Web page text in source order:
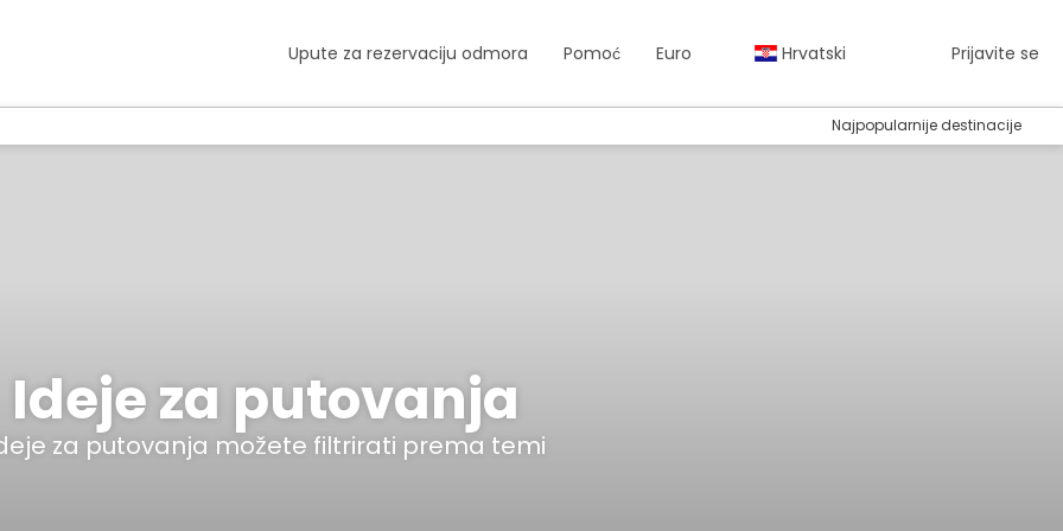
Upute za rezervaciju odmora Pomoć Euro Hrvatski Prijavite se
Najpopularnije destinacije
Ideje za putovanja
za putovanja možete filtrirati prema temi